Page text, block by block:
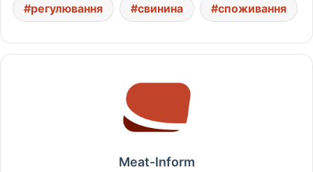
регулювання свинина споживання
Meat-Inform